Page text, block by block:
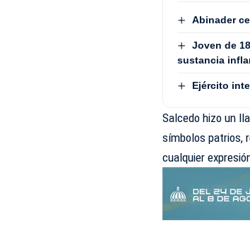
Abinader
Joven de
sustancia
Ejército
Salcedo hizo un
símbolos patrios,
cualquier